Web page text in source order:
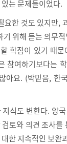
는 문제들이었다.
요한 것도 있지만,
기 위해 듣는 의무
학점이 있기 때
참여하기보다는
아요. (박믿음, 한
식도 변한다. 양
토와 의견 조사를
한 지속적인 보완